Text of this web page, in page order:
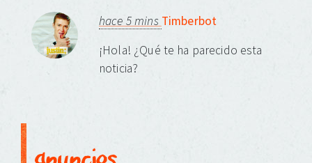
hace 5 mins Timberbot
¡Hola! ¿Qué te ha parecido esta
noticia?